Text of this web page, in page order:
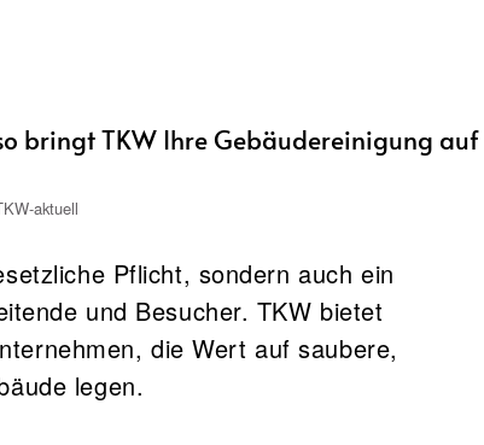
bringt TKW Ihre Gebäudereinigung auf
aktuell
Pflicht, sondern auch ein
und Besucher. TKW bietet
die Wert auf saubere,
legen.